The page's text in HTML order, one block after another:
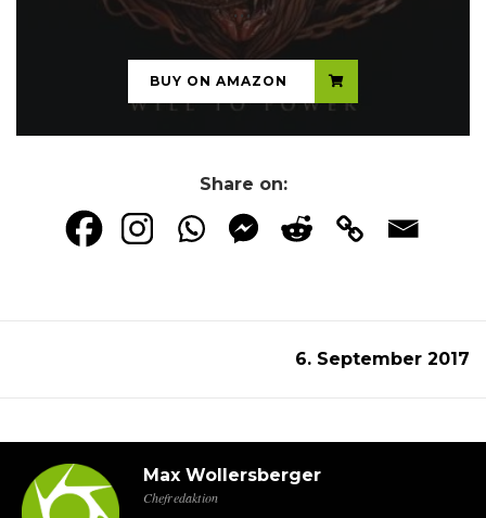
...
BUY ON AMAZON
Share on:
6. September 2017
Max Wollersberger
Chefredaktion